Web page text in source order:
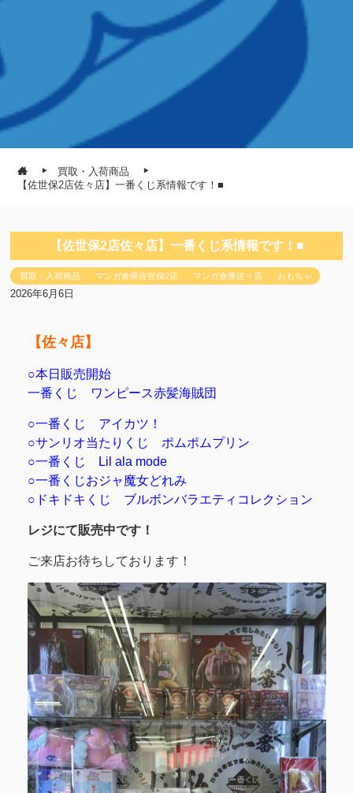
買取・入荷商品
【佐世保2店佐々店】一番くじ系情報です！■
【佐世保2店佐々店】一番くじ系情報です！■
買取・入荷商品 マンガ倉庫佐世保2店 マンガ倉庫佐々店 おもちゃ
2026年6月6日
【佐々店】
○本日販売開始
一番くじ ワンピース赤髪海賊団
○一番くじ アイカツ！
○サンリオ当たりくじ ポムポムプリン
○一番くじ Lil ala mode
○一番くじおジャ魔女どれみ
○ドキドキくじ ブルボンバラエティコレクション
レジにて販売中です！
ご来店お待ちしております！